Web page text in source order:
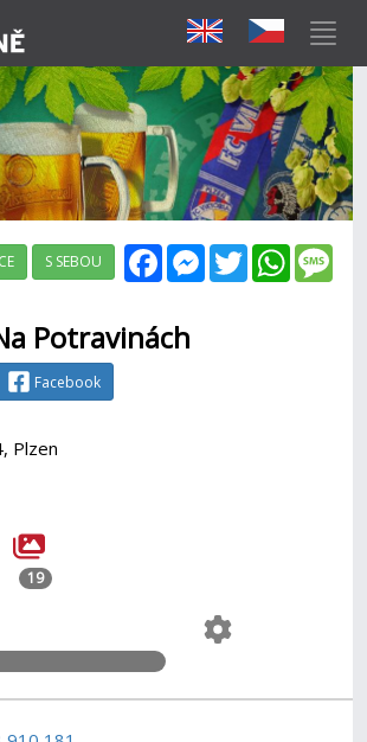
FacebookMessenger
Twitter
S SEBOU
Potravinách
Facebook
Plzen
19